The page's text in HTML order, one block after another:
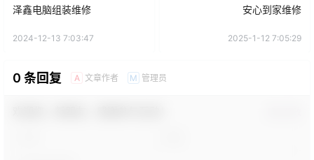
泽鑫电脑组装维修
2024-12-13 7:03:47
安心到家维修
2025-1-12 7:05:29
0 条回复 A 文章作者 M 管理员